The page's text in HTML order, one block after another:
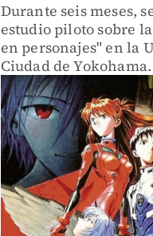
Durante seis meses,
estudio piloto sobre
en personajes" en la
Ciudad de
resultados.